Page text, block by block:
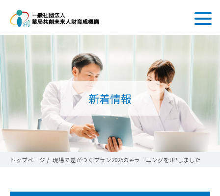
新着情報
トップページ 現場で差がつくプラン2025のe-ラーニングをUPしました